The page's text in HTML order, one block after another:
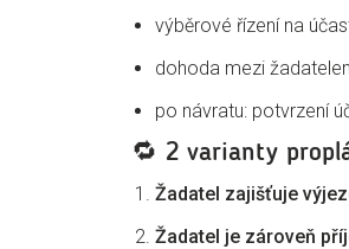
výběrové řízení na
dohoda mezi
po návratu: potvrzení
🔁 2 varianty
Žadatel zajišťuje
Žadatel je zároveň